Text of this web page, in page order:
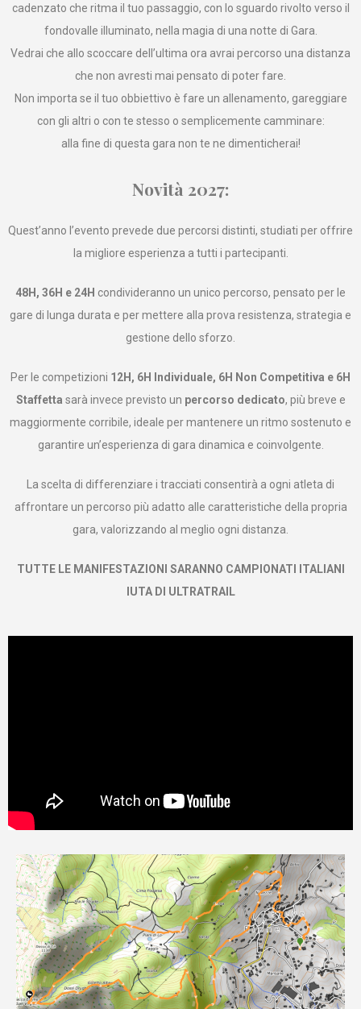
cadenzato che ritma il tuo passaggio, con lo sguardo rivolto verso il
fondovalle illuminato, nella magia di una notte di Gara.
Vedrai che allo scoccare dell’ultima ora avrai percorso una distanza
che non avresti mai pensato di poter fare.
Non importa se il tuo obbiettivo è fare un allenamento, gareggiare
con gli altri o con te stesso o semplicemente camminare:
alla fine di questa gara non te ne dimenticherai!
Novità 2027:
Quest’anno l’evento prevede due percorsi distinti, studiati per offrire
la migliore esperienza a tutti i partecipanti.
48H, 36H e 24H condivideranno un unico percorso, pensato per le
gare di lunga durata e per mettere alla prova resistenza, strategia e
gestione dello sforzo.
Per le competizioni 12H, 6H Individuale, 6H Non Competitiva e 6H
Staffetta sarà invece previsto un percorso dedicato, più breve e
maggiormente corribile, ideale per mantenere un ritmo sostenuto e
garantire un’esperienza di gara dinamica e coinvolgente.
La scelta di differenziare i tracciati consentirà a ogni atleta di
affrontare un percorso più adatto alle caratteristiche della propria
gara, valorizzando al meglio ogni distanza.
TUTTE LE MANIFESTAZIONI SARANNO CAMPIONATI ITALIANI
IUTA DI ULTRATRAIL